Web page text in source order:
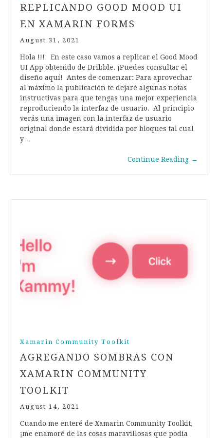
REPLICANDO GOOD MOOD UI
EN XAMARIN FORMS
August 31, 2021
Hola !!! En este caso vamos a replicar el Good Mood
UI App obtenido de Dribble. ¡Puedes consultar el
diseño aquí! Antes de comenzar: Para aprovechar
al máximo la publicación te dejaré algunas notas
instructivas para que tengas una mejor experiencia
reproduciendo la interfaz de usuario. Al principio
verás una imagen con la interfaz de usuario
original donde estará dividida por bloques tal cual
y…
Continue Reading →
Xamarin Community Toolkit
AGREGANDO SOMBRAS CON
XAMARIN COMMUNITY
TOOLKIT
August 14, 2021
Cuando me enteré de Xamarin Community Toolkit,
¡me enamoré de las cosas maravillosas que podía